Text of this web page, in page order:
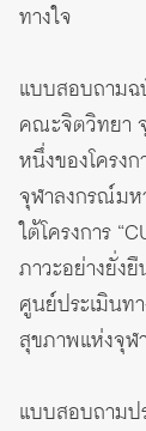
ทางใจ
แบบสอบถามฉ
คณะจิตวิทยา
หนึ่งของโครง
จุฬาลงกรณ์มห
ใต้โครงการ
ภาวะอย่างยั่ง
ศูนย์ประเมินท
สุขภาพแห่งจุ
แบบสอบถามป